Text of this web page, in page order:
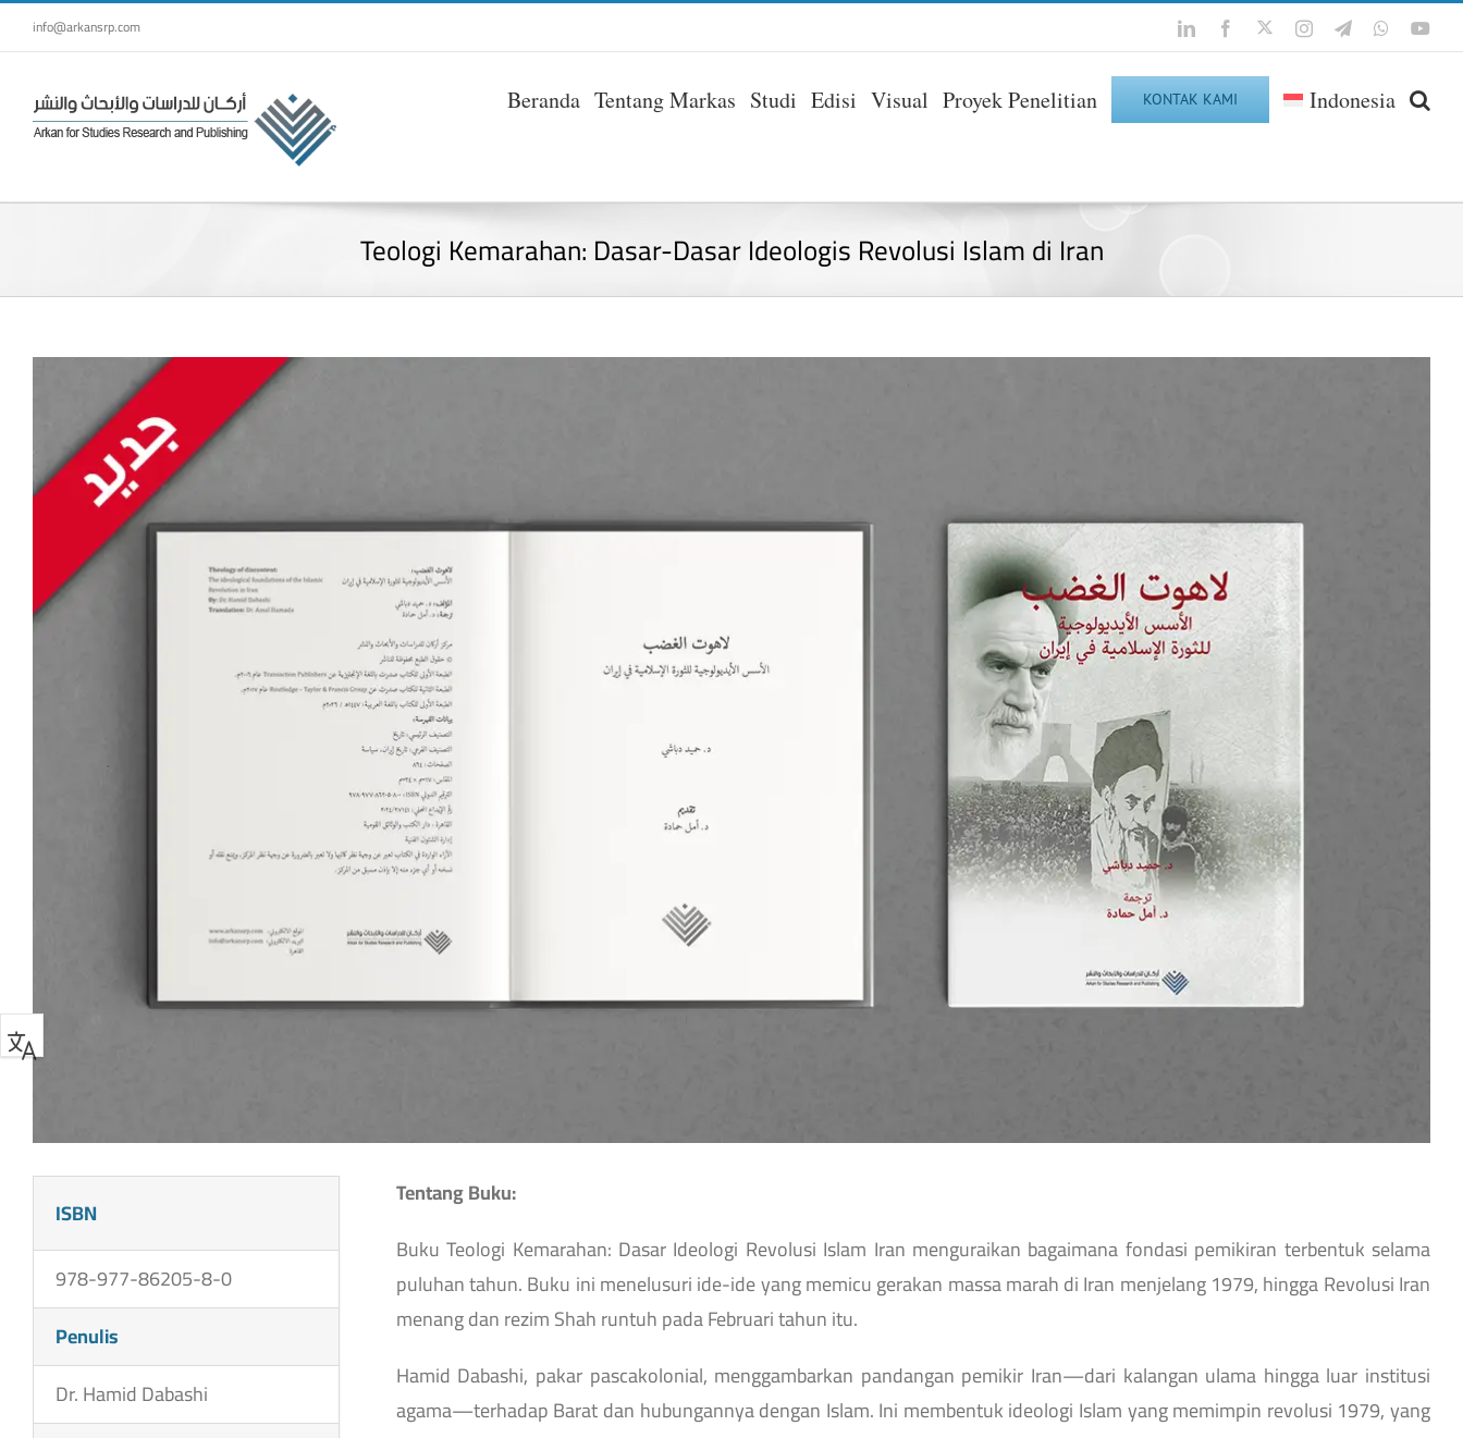
Skip
to
content
info@arkansrp.com LinkedInFacebook
TwitterInstagramTelegramWhatsApp
Beranda Tentang Markas Studi Edisi Visual Proyek Penelitian KONTAK KAMI Indonesia
Teologi Kemarahan: Dasar-Dasar Ideologis Revolusi Islam di Iran
Image
ISBN
978-977-86205-8-0
Penulis
Dr. Hamid Dabashi
Tentang Buku:
Buku Teologi Kemarahan: Dasar Ideologi Revolusi Islam Iran menguraikan bagaimana fondasi pemikiran terbentuk selama
puluhan tahun. Buku ini menelusuri ide-ide yang memicu gerakan massa marah di Iran menjelang 1979, hingga Revolusi Iran
menang dan rezim Shah runtuh pada Februari tahun itu.
Hamid Dabashi, pakar pascakolonial, menggambarkan pandangan pemikir Iran—dari kalangan ulama hingga luar institusi
agama—terhadap Barat dan hubungannya dengan Islam. Ini membentuk ideologi Islam yang memimpin revolusi 1979, yang